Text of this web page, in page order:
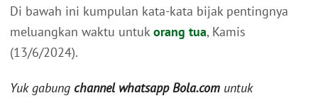
Di bawah ini kumpulan kata-kata bijak pentingnya
meluangkan waktu untuk orang tua, Kamis
(13/6/2024).
Yuk gabung channel whatsapp Bola.com untuk